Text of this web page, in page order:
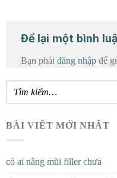
Để lại một bình
Bạn phải đăng nhập để
BÀI VIẾT MỚI NHẤT
có ai nâng mũi filler chưa